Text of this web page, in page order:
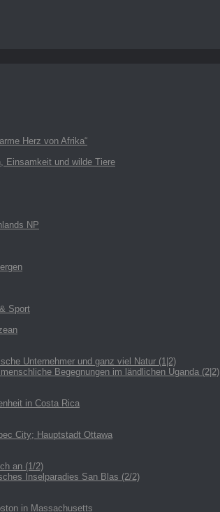
Herz von Afrika“
Einsamkeit und wilde Tiere
NP
Sport
Unternehmer und ganz viel Natur (1|2)
Begegnungen im ländlichen Uganda (2|2)
in Costa Rica
City; Hauptstadt Ottawa
an (1/2)
Inselparadies San Blas (2/2)
in Massachusetts